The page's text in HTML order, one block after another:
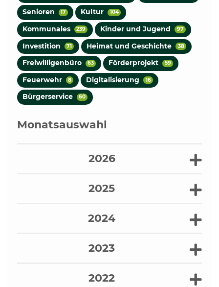
Senioren 17 Kultur 104
Kommunales 239 Kinder und Jugend 97
Investition 71 Heimat und Geschichte 38
Freiwilligenbüro 63 Förderprojekt 59
Feuerwehr 8 Digitalisierung 16
Bürgerservice 60
Monatsauswahl
2026
2025
2024
2023
2022